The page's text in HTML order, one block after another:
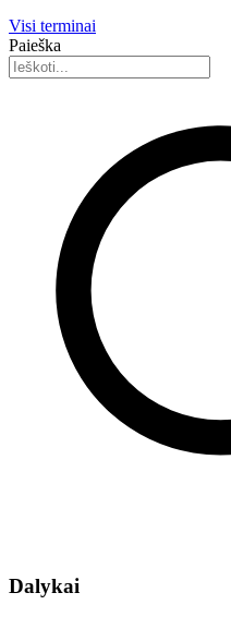
Visi terminai
Paieška
Dalykai